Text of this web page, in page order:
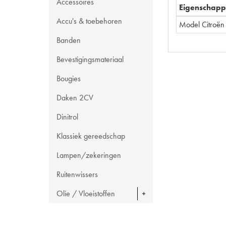
Accu's & toebehoren
Banden
Bevestigingsmateriaal
Bougies
Daken 2CV
Dinitrol
Klassiek gereedschap
Lampen/zekeringen
Ruitenwissers
Olie / Vloeistoffen
Model Citroën